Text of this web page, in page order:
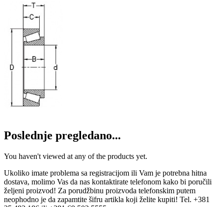
Poslednje pregledano...
You haven't viewed at any of the products yet.
Ukoliko imate problema sa registracijom ili Vam je potrebna hitna
dostava, molimo Vas da nas kontaktirate telefonom kako bi poručili
željeni proizvod! Za porudžbinu proizvoda telefonskim putem
neophodno je da zapamtite šifru artikla koji želite kupiti! Tel. +381